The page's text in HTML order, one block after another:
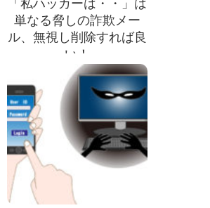
「私ハッカーは・・」は
単なる脅しの詐欺メー
ル、無視し削除すれば良
い！